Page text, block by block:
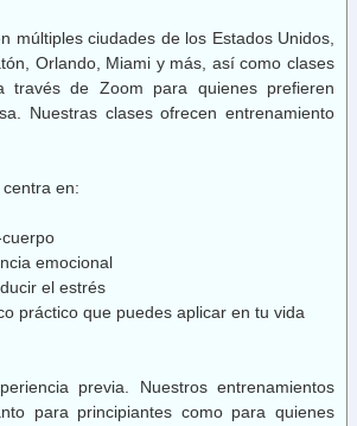
múltiples ciudades de los Estados Unidos,
Orlando, Miami y más, así como clases
de Zoom para quienes prefieren
Nuestras clases ofrecen entrenamiento
en:
emocional
el estrés
práctico que puedes aplicar en tu vida
previa. Nuestros entrenamientos
para principiantes como para quienes